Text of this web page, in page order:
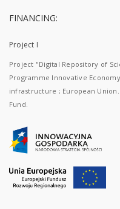
FINANCING:
Project I
Project "Digital Repository of
Programme Innovative
infrastructure ; European
Fund.